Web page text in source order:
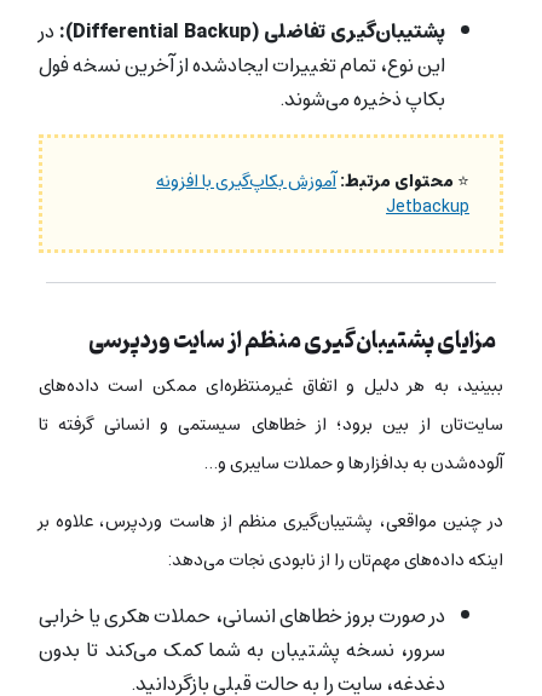
پشتیبان‌گیری تفاضلی (Differential Backup):
در
این نوع، تمام تغییرات ایجادشده از آخرین نسخه فول
بکاپ ذخیره می‌شوند.
⭐محتوای مرتبط:آموزش بکاپ‌گیری با افزونه
Jetbackup
مزایای پشتیبان‌گیری منظم از سایت وردپرسی
ببینید، به هر دلیل و اتفاق غیرمنتظره‌ای ممکن است داده‌های
سایت‌تان از بین برود؛ از خطاهای سیستمی و انسانی گرفته تا
آلوده‌شدن به بدافزارها و حملات سایبری و…
در چنین مواقعی، پشتیبان‌گیری منظم از هاست وردپرس، علاوه بر
اینکه داده‌های مهم‌تان را از نابودی نجات می‌دهد:
در صورت بروز خطاهای انسانی، حملات هکری یا خرابی
سرور، نسخه پشتیبان به شما کمک می‌کند تا بدون
دغدغه، سایت را به حالت قبلی بازگردانید.